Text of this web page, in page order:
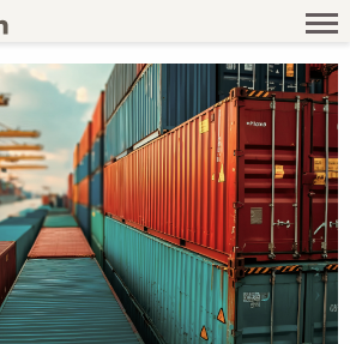
/ DIREKT FRÅN TAIWAN MED NORDICON!